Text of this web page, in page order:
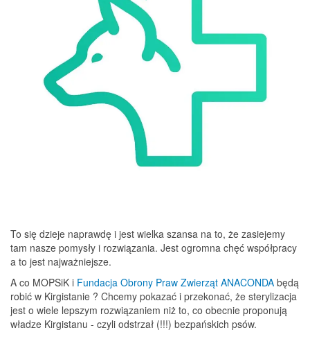
To się dzieje naprawdę i jest wielka szansa na to, że zasiejemy
tam nasze pomysły i rozwiązania. Jest ogromna chęć współpracy
a to jest najważniejsze.
A co MOPSiK i Fundacja Obrony Praw Zwierząt ANACONDA będą
robić w Kirgistanie ? Chcemy pokazać i przekonać, że sterylizacja
jest o wiele lepszym rozwiązaniem niż to, co obecnie proponują
władze Kirgistanu - czyli odstrzał (!!!) bezpańskich psów.